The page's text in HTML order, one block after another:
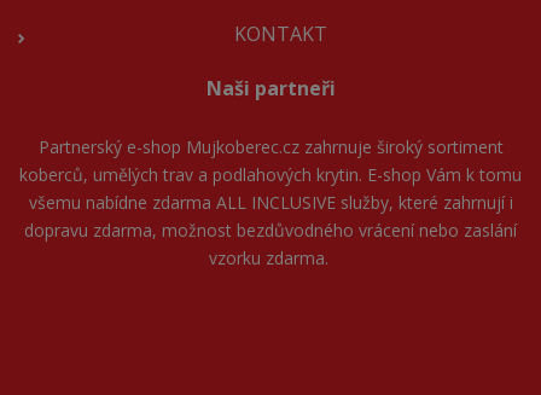
KONTAKT
Naši partneři
Partnerský e-shop Mujkoberec.czzahrnuje široký sortiment
koberců, umělých trav a podlahových krytin. E-shop Vám k tomu
všemu nabídne zdarma ALL INCLUSIVE služby, které zahrnují i
dopravu zdarma, možnost bezdůvodného vrácení nebo zaslání
vzorku zdarma.